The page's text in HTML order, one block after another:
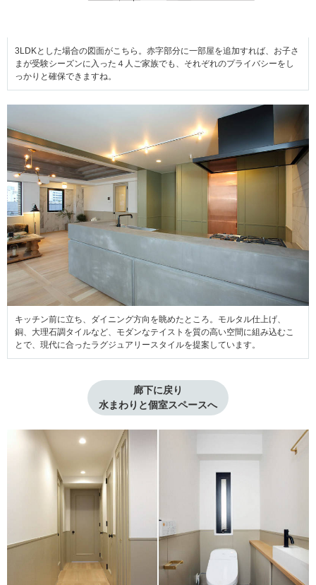
3LDKとした場合の図面がこちら。赤字部分に一部屋を追加すれば、お子さ
まが受験シーズンに入った４人ご家族でも、それぞれのプライバシーをし
っかりと確保できますね。
キッチン前に立ち、ダイニング方向を眺めたところ。モルタル仕上げ、
銅、大理石調タイルなど、モダンなテイストを質の高い空間に組み込むこ
とで、現代に合ったラグジュアリースタイルを提案しています。
廊下に戻り
水まわりと個室スペースへ